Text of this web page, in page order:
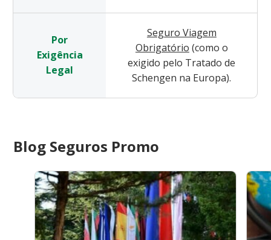
Por
Exigência
Legal
Seguro Viagem
Obrigatório (como o
exigido pelo Tratado de
Schengen na Europa).
Blog Seguros Promo